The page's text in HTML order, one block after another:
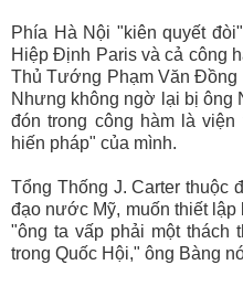
Phía Hà Nội "kiên quyết
Hiệp Ðịnh Paris và cả công
Thủ Tướng Phạm Văn Ðồng
Nhưng không ngờ lại bị
đón trong công hàm là
hiến pháp" của mình.
Tổng Thống J. Carter thuộc
đạo nước Mỹ, muốn thiết
"ông ta vấp phải một thách
trong Quốc Hội," ông Bàng